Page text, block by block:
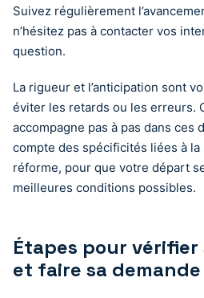
Suivez régulièrement
n’hésitez pas à contacter vos
question.
La rigueur et l’anticipation sont
éviter les retards ou les erreurs.
accompagne pas à pas dans ces
compte des spécificités liées à
réforme, pour que votre départ
meilleures conditions possibles.
Étapes pour
et faire sa demande